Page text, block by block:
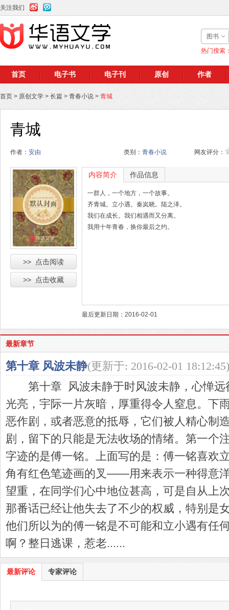
关注我们
图书
热门搜索
首页 电子书 电子刊 原创 作者
首页 > 原创文学 > 长篇 > 青春小说 > 青城
青城
作者： 安由 类别： 青春小说 网友评分：
>> 点击阅读
>> 点击收藏
内容简介 作品信息
一群人，一个地方，一个故事。
齐青城。立小遇。秦岚晓。陆之泽。
我们在成长。我们相遇而又分离。
我用十年青春，换你最后之约。
最后更新日期：2016-02-01
最新章节
第十章 风波未静(更新于: 2016-02-01 18:12:45)
第十章 风波未静于时风波未静，心惮远
光亮，宇际一片灰暗，厚重得令人窒息。下
恶作剧，或者恶意的抵辱，它们被人精心制
剧，留下的只能是无法收场的情绪。第一个
字迹的是傅一铭。上面写的是：傅一铭喜欢
角有红色笔迹画的叉——用来表示一种得意
望重，在同学们心中地位甚高，可是自从上
那番话已经让他失去了不少的权威，特别是
他们所以为的傅一铭是不可能和立小遇有任
啊？整日逃课，惹老......
最新评论 专家评论